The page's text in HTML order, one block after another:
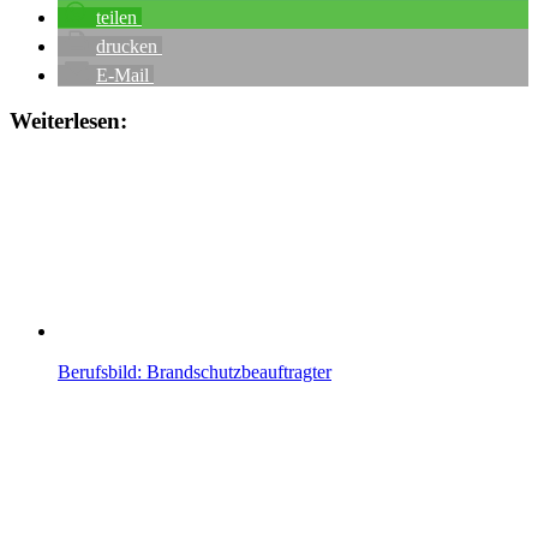
teilen
drucken
E-Mail
Weiterlesen:
Berufsbild: Brandschutzbeauftragter